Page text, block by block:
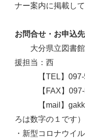
ナー案内に掲載して
お問合せ・お申込先
大分県立図書館
援担当：西
【TEL】097-
【FAX】097-
【mail】
ろは数字の１です）
・新型コロナウイ